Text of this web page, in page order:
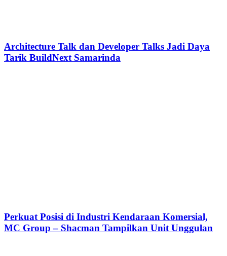
Architecture Talk dan Developer Talks Jadi Daya
Tarik BuildNext Samarinda
Perkuat Posisi di Industri Kendaraan Komersial,
MC Group – Shacman Tampilkan Unit Unggulan